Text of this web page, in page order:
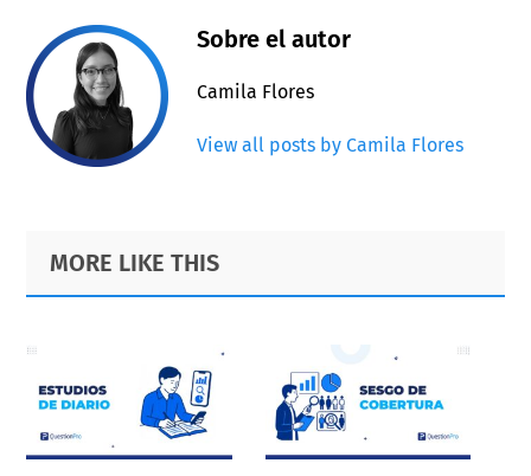
Sobre el autor
Camila Flores
View all posts by Camila Flores
Primary
Sidebar
Footer
MORE LIKE THIS